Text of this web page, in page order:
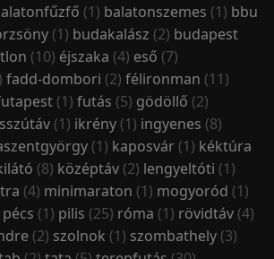
(1) balatonszemes (1) bbu
(1) budakalász (2) budapest
(10) éjszaka (4) eső (7)
fadd-dombori (2) félironman (11)
(1) futás (5) gödöllő (2)
(1) ikrény (1) ingyenes (8)
(1) kaposvár (1) kéktúra
(8) középtáv (2) lengyeltóti (1)
(4) minimaraton (1) mogyoród (1)
pécs (1) pilis (25) róma (1) rövidtáv (4)
(2) szolnok (1) szombathely (3)